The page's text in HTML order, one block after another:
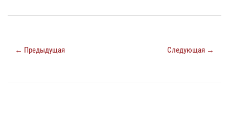
← Предыдущая Следующая →